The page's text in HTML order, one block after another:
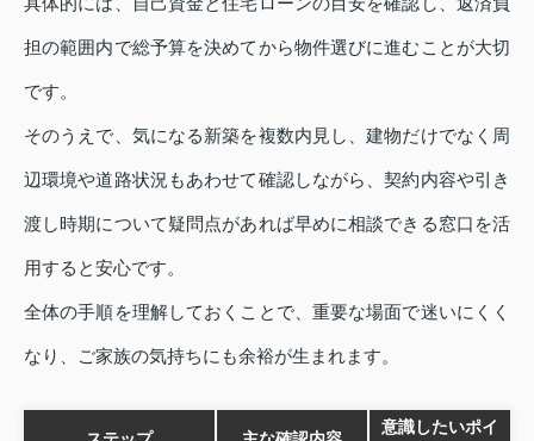
担の範囲内で総予算を決めてから物件選びに進むことが大切
です。
そのうえで、気になる新築を複数内見し、建物だけでなく周
辺環境や道路状況もあわせて確認しながら、契約内容や引き
渡し時期について疑問点があれば早めに相談できる窓口を活
用すると安心です。
全体の手順を理解しておくことで、重要な場面で迷いにくく
なり、ご家族の気持ちにも余裕が生まれます。
意識したいポイ